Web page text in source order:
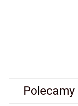
Polecamy